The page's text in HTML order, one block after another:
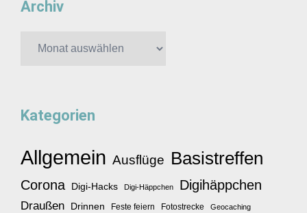
Archiv
Kategorien
Allgemein Ausflüge Basistreffen
Corona Digi-Hacks Digi-Häppchen Digihäppchen
Draußen Drinnen Feste feiern Fotostrecke Geocaching